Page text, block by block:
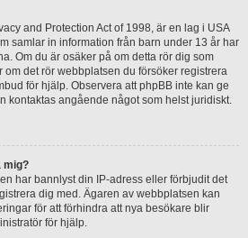
and Protection Act of 1998, är en lag i USA
samlar in information från barn under 13 år har
Om du är osäker på om detta rör dig som
om det rör webbplatsen du försöker registrera
för hjälp. Observera att phpBB inte kan ge
kontaktas angående något som helst juridiskt.
mig?
har bannlyst din IP-adress eller förbjudit det
dig med. Ägaren av webbplatsen kan
för att förhindra att nya besökare blir
för hjälp.